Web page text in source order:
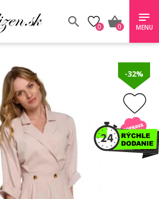
0 0 MENU
-32%